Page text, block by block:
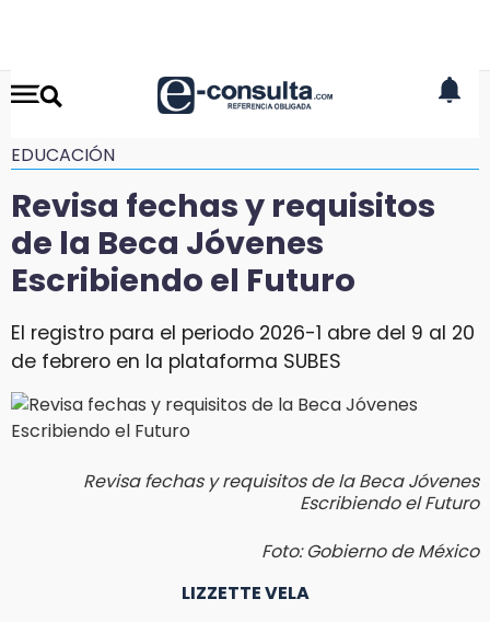
EDUCACIÓN
Revisa fechas y requisitos
de la Beca Jóvenes
Escribiendo el Futuro
El registro para el periodo 2026-1 abre del 9 al 20
de febrero en la plataforma SUBES
Revisa fechas y requisitos de la Beca Jóvenes
Escribiendo el Futuro
Foto: Gobierno de México
LIZZETTE VELA